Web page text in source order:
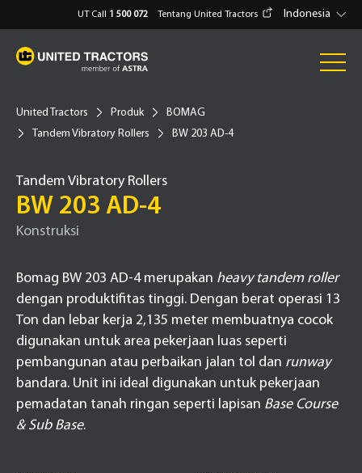
UT Call 1 500 072 Tentang United Tractors Indonesia
United Tractors Produk
BOMAG
Tandem Vibratory Rollers
BW 203 AD-4
Tandem Vibratory Rollers
BW 203 AD-4
Konstruksi
Bomag BW 203 AD-4 merupakan heavy tandem roller
dengan produktifitas tinggi. Dengan berat operasi 13
Ton dan lebar kerja 2,135 meter membuatnya cocok
digunakan untuk area pekerjaan luas seperti
pembangunan atau perbaikan jalan tol dan runway
bandara. Unit ini ideal digunakan untuk pekerjaan
pemadatan tanah ringan seperti lapisan Base Course
& Sub Base.